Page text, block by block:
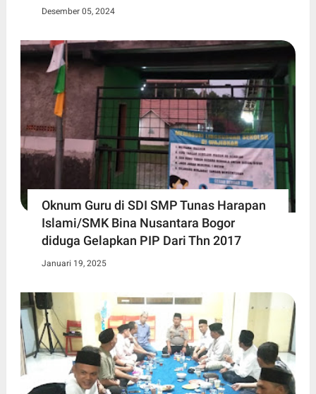
Desember 05, 2024
Oknum Guru di SDI SMP Tunas Harapan
Islami/SMK Bina Nusantara Bogor
diduga Gelapkan PIP Dari Thn 2017
Januari 19, 2025